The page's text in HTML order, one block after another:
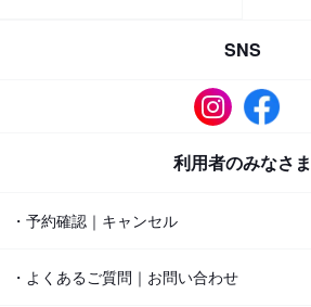
SNS
利用者のみなさま
・予約確認｜キャンセル
・よくあるご質問｜お問い合わせ